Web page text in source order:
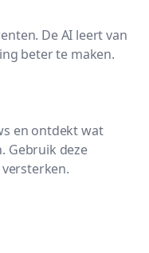
De AI leert van
beter te maken.
en ontdekt wat
Gebruik deze